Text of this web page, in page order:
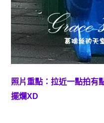
照片重點：拉近一點拍有
擺爛XD